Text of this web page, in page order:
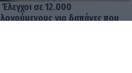
σε 12.000
για δαπάνες που